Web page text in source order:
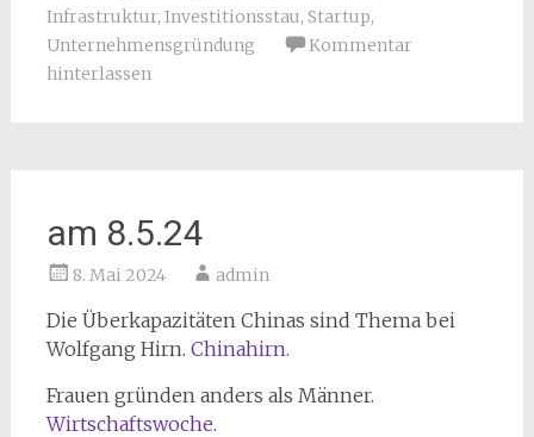
Infrastruktur, Investitionsstau, Startup,
Unternehmensgründung
Kommentar
hinterlassen
am 8.5.24
8. Mai 2024 admin
Die Überkapazitäten Chinas sind Thema bei
Wolfgang Hirn. Chinahirn.
Frauen gründen anders als Männer.
Wirtschaftswoche.